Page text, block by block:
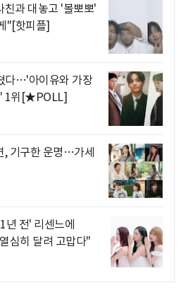
친과 대놓고 '볼뽀뽀'
"[핫피플]
다…'아이유와 가장
' 1위[★POLL]
, 기구한 운명…가세
년 전' 리센느에
심히 달려 고맙다"